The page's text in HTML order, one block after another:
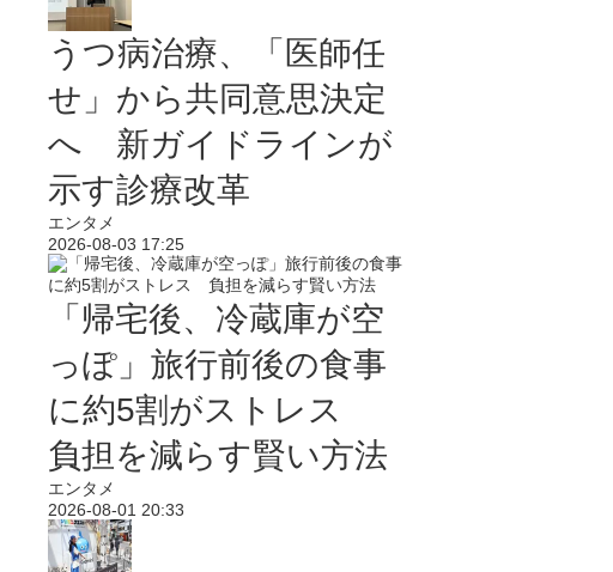
うつ病治療、「医師任
せ」から共同意思決定
へ 新ガイドラインが
示す診療改革
エンタメ
2026-08-03 17:25
「帰宅後、冷蔵庫が空
っぽ」旅行前後の食事
に約5割がストレス
負担を減らす賢い方法
エンタメ
2026-08-01 20:33